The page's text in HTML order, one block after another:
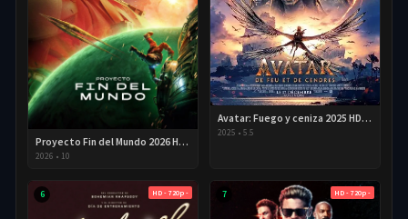
Proyecto Fin del Mundo 2026 HD 720p Latino
2026 • 10
Avatar: Fuego y ceniza 2025 HD 720p Latino
2025 • 5.5
6 HD - 720p - 7 HD - 720p -